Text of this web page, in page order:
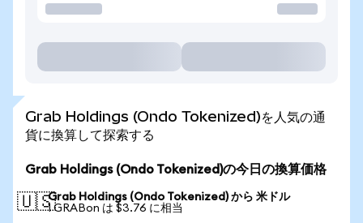
Grab Holdings (Ondo Tokenized)を人気の通
貨に換算して探索する
Grab Holdings (Ondo Tokenized)の今日の換算価格
🇺🇸Grab Holdings (Ondo Tokenized) から 米ドル
1 GRABon は $3.76 に相当